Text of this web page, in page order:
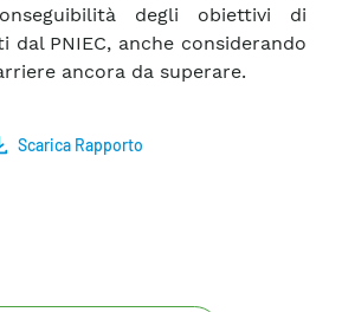
degli obiettivi di
dal PNIEC, anche considerando
ancora da superare.
Scarica Rapporto